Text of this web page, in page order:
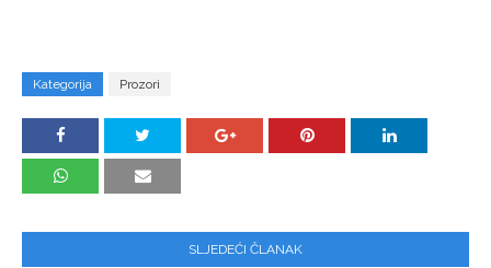
Kategorija Prozori
SLJEDEĆI ČLANAK